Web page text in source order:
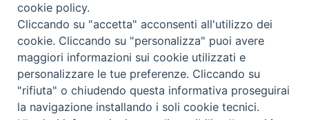
CONTATTI
Piazza Arcivescovado, 1 48121- Ravenna
tel 0544.541655
curia@diocesiravennacervia.it
Per segnalazioni tecniche e aggiornamenti:
cookie policy.
Cliccando su "accetta" acconsenti all'utilizzo dei
cookie. Cliccando su "personalizza" puoi avere
maggiori informazioni sui cookie utilizzati e
personalizzare le tue preferenze. Cliccando su
"rifiuta" o chiudendo questa informativa proseguirai
la navigazione installando i soli cookie tecnici.